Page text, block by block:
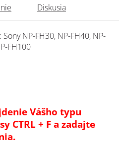
Diskusia
NP-FH30, NP-FH40, NP-
FH100
Vášho typu
CTRL + F a zadajte